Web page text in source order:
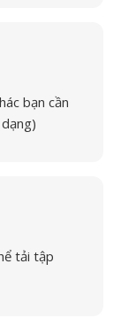
bạn cần
tải tập